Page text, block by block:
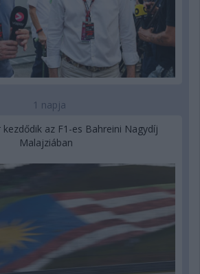
1 napja
az F1-es Bahreini Nagydíj
Malajziában